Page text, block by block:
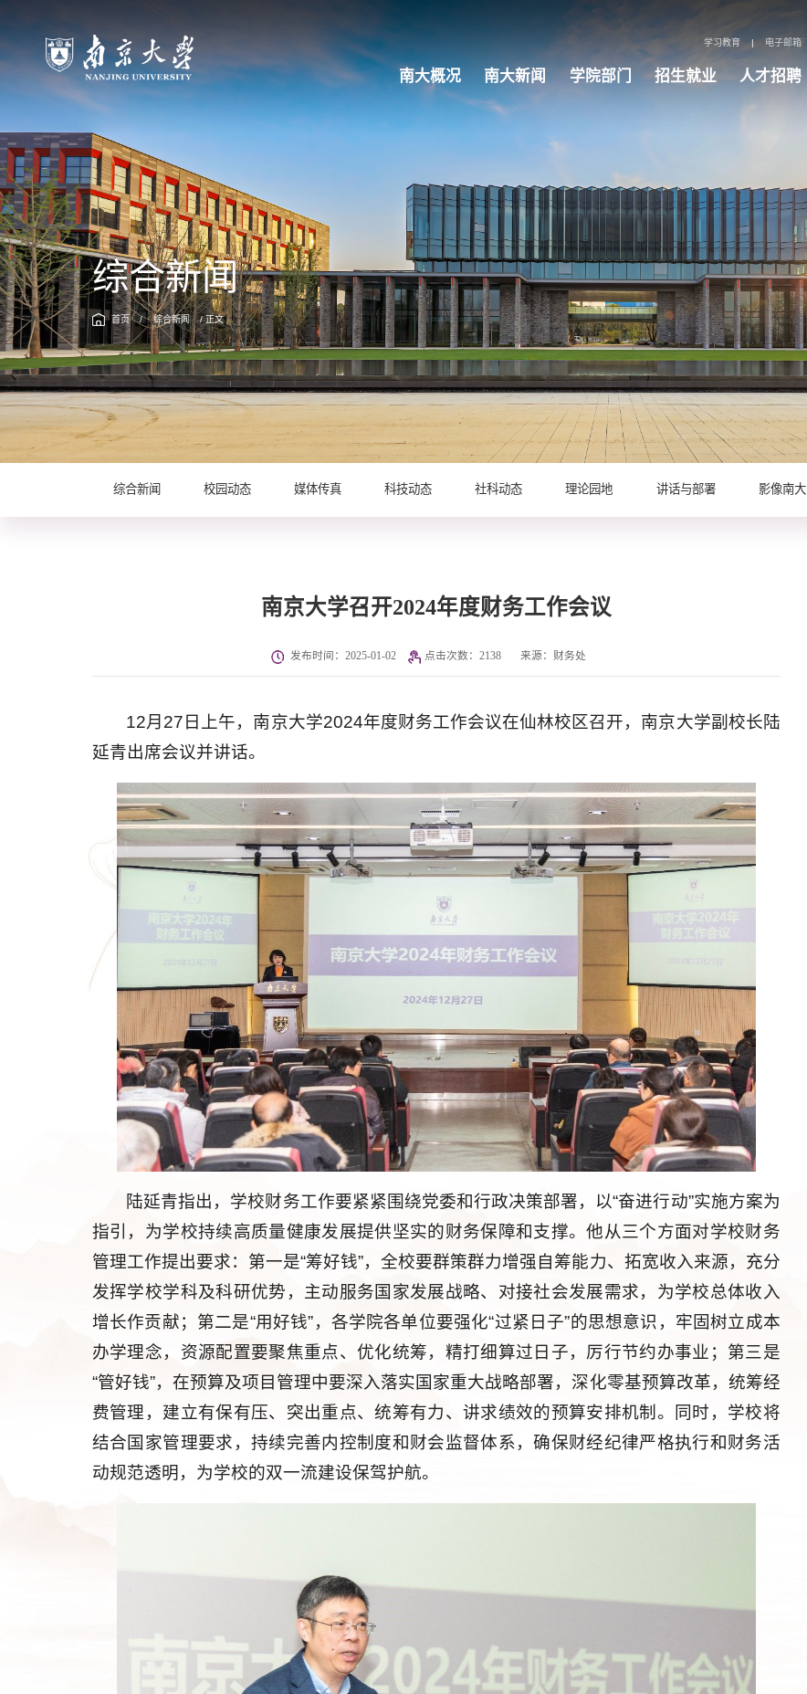
学习教育 | 电子邮箱
南大概况 南大新闻 学院部门 招生就业 人才招聘
综合新闻
首页 / 综合新闻 / 正文
综合新闻 校园动态 媒体传真 科技动态 社科动态 理论园地 讲话与部署 影像南大
南京大学召开2024年度财务工作会议
发布时间：2025-01-02 点击次数：2138 来源：财务处
12月27日上午，南京大学2024年度财务工作会议在仙林校区召开，南京大学副校长陆
延青出席会议并讲话。
陆延青指出，学校财务工作要紧紧围绕党委和行政决策部署，以“奋进行动”实施方案为
指引，为学校持续高质量健康发展提供坚实的财务保障和支撑。他从三个方面对学校财务
管理工作提出要求：第一是“筹好钱”，全校要群策群力增强自筹能力、拓宽收入来源，充分
发挥学校学科及科研优势，主动服务国家发展战略、对接社会发展需求，为学校总体收入
增长作贡献；第二是“用好钱”，各学院各单位要强化“过紧日子”的思想意识，牢固树立成本
办学理念，资源配置要聚焦重点、优化统筹，精打细算过日子，厉行节约办事业；第三是
“管好钱”，在预算及项目管理中要深入落实国家重大战略部署，深化零基预算改革，统筹经
费管理，建立有保有压、突出重点、统筹有力、讲求绩效的预算安排机制。同时，学校将
结合国家管理要求，持续完善内控制度和财会监督体系，确保财经纪律严格执行和财务活
动规范透明，为学校的双一流建设保驾护航。